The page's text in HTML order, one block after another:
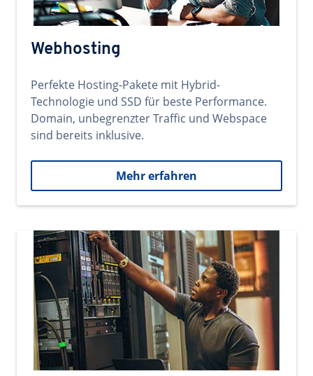
Webhosting
Perfekte Hosting-Pakete mit Hybrid-
Technologie und SSD für beste Performance.
Domain, unbegrenzter Traffic und Webspace
sind bereits inklusive.
Mehr erfahren